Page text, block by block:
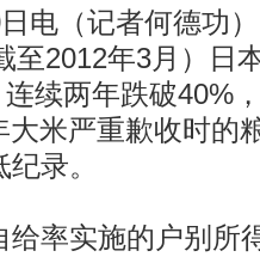
（记者何德功）
至2012年3月）日
续两年跌破40%
大米严重歉收时的
录。
率实施的户别所